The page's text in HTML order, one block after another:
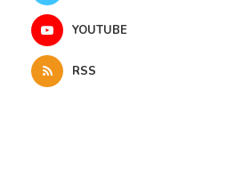
YOUTUBE
RSS